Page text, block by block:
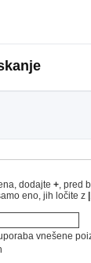
dodajte + , pred
eno, jih ločite z |
vnešene